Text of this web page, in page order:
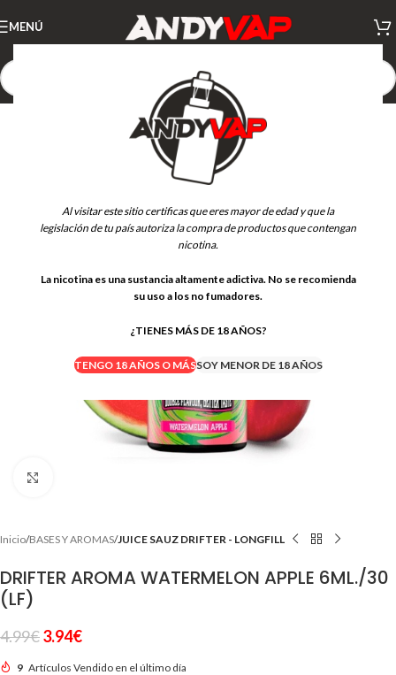
Al visitar este sitio certificas que eres mayor de edad y que la
legislación de tu país autoriza la compra de productos que contengan
nicotina.
La nicotina es una sustancia altamente adictiva. No se recomienda
su uso a los no fumadores.
¿TIENES MÁS DE 18 AÑOS?
TENGO 18 AÑOS O MÁSSOY MENOR DE 18 AÑOS
MENÚ
Inicio BASES Y AROMAS JUICE SAUZ DRIFTER - LONGFILL
DRIFTER AROMA WATERMELON APPLE 6ML./30
(LF)
4.99€3.94€
9 Artículos Vendido en el último día